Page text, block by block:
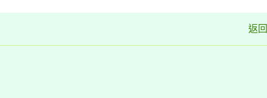
返